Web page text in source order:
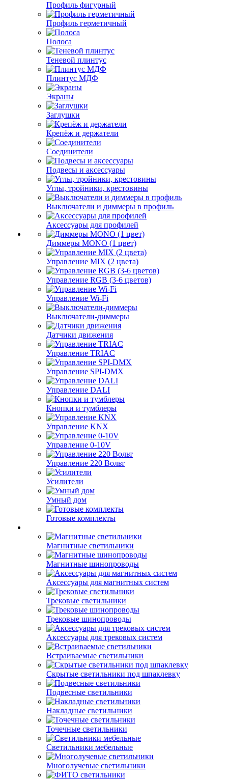
Профиль фигурный
Профиль герметичный
Полоса
Теневой плинтус
Плинтус МДФ
Экраны
Заглушки
Крепёж и держатели
Соединители
Подвесы и аксессуары
Углы, тройники, крестовины
Выключатели и диммеры в профиль
Аксессуары для профилей
Диммеры MONO (1 цвет)
Управление MIX (2 цвета)
Управление RGB (3-6 цветов)
Управление Wi-Fi
Выключатели-диммеры
Датчики движения
Управление TRIAC
Управление SPI-DMX
Управление DALI
Кнопки и тумблеры
Управление KNX
Управление 0-10V
Управление 220 Вольт
Усилители
Умный дом
Готовые комплекты
Магнитные светильники
Магнитные шинопроводы
Аксессуары для магнитных систем
Трековые светильники
Трековые шинопроводы
Аксессуары для трековых систем
Встраиваемые светильники
Скрытые светильники под шпаклевку
Подвесные светильники
Накладные светильники
Точечные светильники
Светильники мебельные
Многолучевые светильники